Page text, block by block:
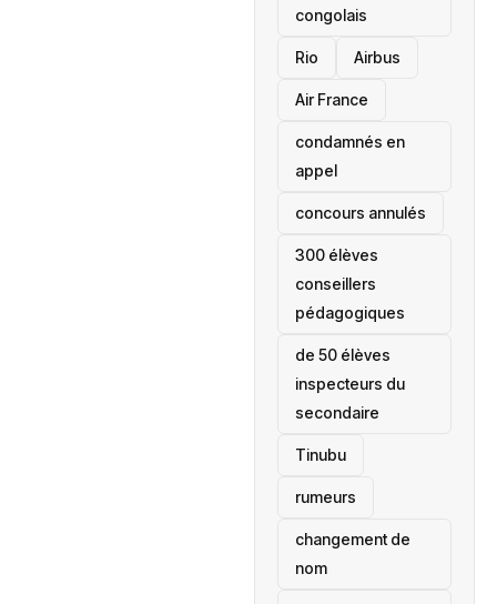
congolais
Rio Airbus
Air France
condamnés en
appel
concours annulés
300 élèves
conseillers
pédagogiques
de 50 élèves
inspecteurs du
secondaire
Tinubu
rumeurs
changement de
nom